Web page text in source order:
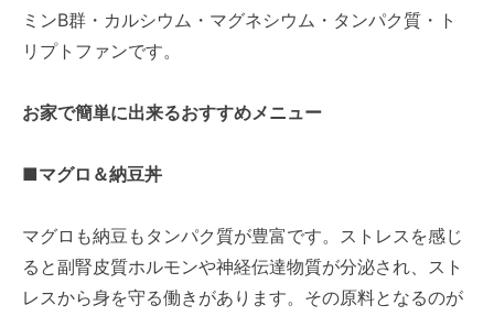
ミンB群・カルシウム・マグネシウム・タンパク質・ト
リプトファンです。
お家で簡単に出来るおすすめメニュー
■マグロ＆納豆丼
マグロも納豆もタンパク質が豊富です。ストレスを感じ
ると副腎皮質ホルモンや神経伝達物質が分泌され、スト
レスから身を守る働きがあります。その原料となるのが